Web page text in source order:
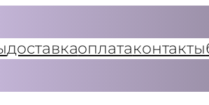
доставкаоплатаконтакты